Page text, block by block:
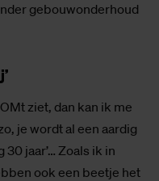
gebouwonderhoud
ziet, dan kan ik me
je wordt al een aardig
jaar’… Zoals ik in
ook een beetje het